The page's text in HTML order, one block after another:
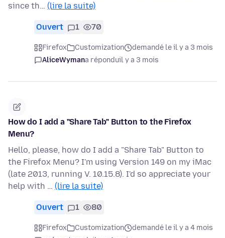
since th… (lire la suite)
Ouvert 1 70
Firefox Customization
demandé le il y a 3 mois
AliceWymana réponduil y a 3 mois
How do I add a "Share Tab" Button to the Firefox
Menu?
Hello, please, how do I add a "Share Tab" Button to
the Firefox Menu? I'm using Version 149 on my iMac
(late 2013, running V. 10.15.8). I'd so appreciate your
help with … (lire la suite)
Ouvert 1 80
Firefox Customization
demandé le il y a 4 mois